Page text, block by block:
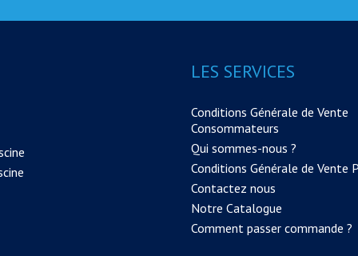
LES SERVICES
Conditions Générale de Vente
Consommateurs
Qui sommes-nous ?
Conditions Générale de Vente
Contactez nous
Notre Catalogue
Comment passer commande ?